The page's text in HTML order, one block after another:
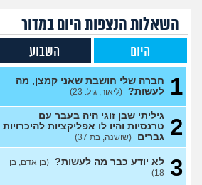
לתת לה זמן ולהשאיר המצב
כמו שהוא? (Flo-T, בן 41)
לעשות קרחת ולשים פאה
(אנונימי, בן 20)
מבואס שלא היה לי אומץ
להתחיל עם מישהי שהיא בול
הטעם שלי (אנונימי, בן 25)
בחורה אובססיבית מה לעשות?
(אלירן, בן 30)
מתכננת חתונה ראשונה, יש
לכם עצות?
השאלות הנצפות היוםבמדור
היום השבוע
1
חברה שלי חושבת שאני קמצן, מה
לעשות? (ליאור, גיל: 23)
2 גיליתי שבן זוגי היה בעבר עם
טרנסיות והיו לו אפליקציות להיכרויות
גברים (שושנה, בת 37)
3 לא יודע כבר מה לעשות? (בן אדם, בן
18)